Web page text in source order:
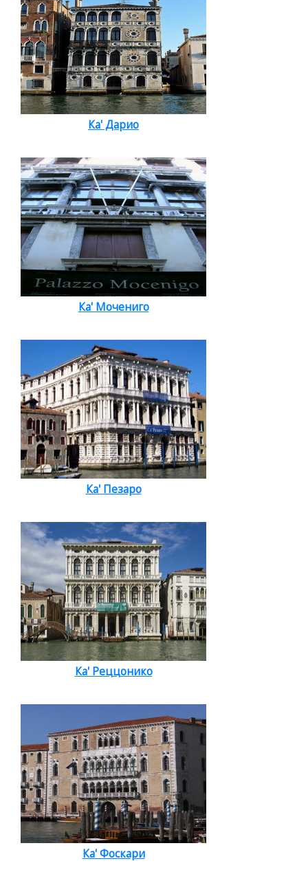
Ка' Дарио
Ка' Мочениго
Ка' Пезаро
Ка' Реццонико
Ка' Фоскари